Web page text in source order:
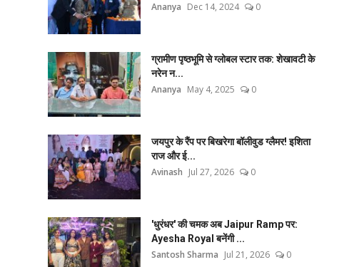
Ananya Dec 14, 2024 0
ग्रामीण पृष्ठभूमि से ग्लोबल स्टार तक: शेखावटी के
नरेन न...
Ananya May 4, 2025 0
जयपुर के रैंप पर बिखरेगा बॉलीवुड ग्लैमर! इशिता
राज और ई...
Avinash Jul 27, 2026 0
'धुरंधर' की चमक अब Jaipur Ramp पर:
Ayesha Royal बनेंगी ...
Santosh Sharma Jul 21, 2026 0